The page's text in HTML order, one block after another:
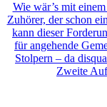
Wie wär’s mit
Zuhörer, der schon
kann dieser
für angehende
Stolpern – da
Zweite